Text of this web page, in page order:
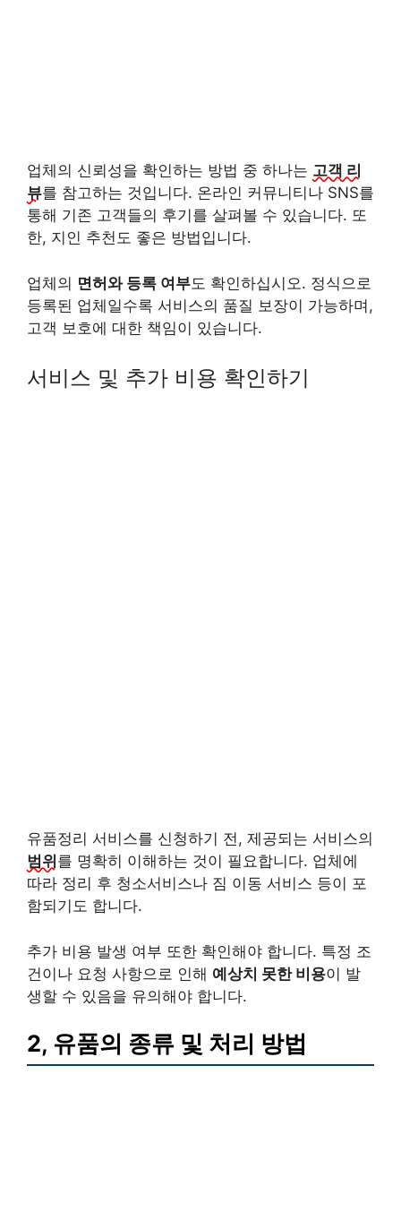
업체의 신뢰성을 확인하는 방법 중 하나는 고객 리
뷰를 참고하는 것입니다. 온라인 커뮤니티나 SNS를
통해 기존 고객들의 후기를 살펴볼 수 있습니다. 또
한, 지인 추천도 좋은 방법입니다.
업체의 면허와 등록 여부도 확인하십시오. 정식으로
등록된 업체일수록 서비스의 품질 보장이 가능하며,
고객 보호에 대한 책임이 있습니다.
서비스 및 추가 비용 확인하기
유품정리 서비스를 신청하기 전, 제공되는 서비스의
범위 를 명확히 이해하는 것이 필요합니다. 업체에
따라 정리 후 청소서비스나 짐 이동 서비스 등이 포
함되기도 합니다.
추가 비용 발생 여부 또한 확인해야 합니다. 특정 조
건이나 요청 사항으로 인해 예상치 못한 비용이 발
생할 수 있음을 유의해야 합니다.
2, 유품의 종류 및 처리 방법